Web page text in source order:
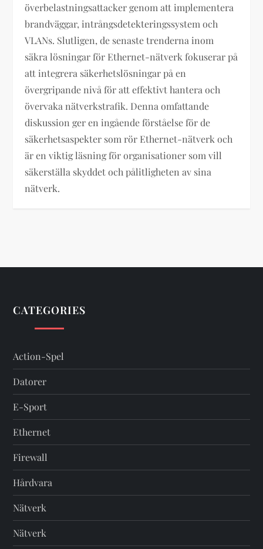
överbelastningsattacker genom att implementera
brandväggar, intrångsdetekteringssystem och
VLANs. Slutligen, de senaste trenderna inom
säkra lösningar för Ethernet-nätverk fokuserar på
att integrera säkerhetslösningar på en
övergripande nivå för att effektivt hantera och
övervaka nätverkstrafik. Denna omfattande
diskussion ger en ingående förståelse för de
säkerhetsaspekter som rör Ethernet-nätverk och
är en viktig läsning för organisationer som vill
säkerställa skyddet och pålitligheten av sina
nätverk.
CATEGORIES
Action-Spel
Datorer
E-Sport
Ethernet
Firewall
Hårdvara
Nätverk
Nätverk